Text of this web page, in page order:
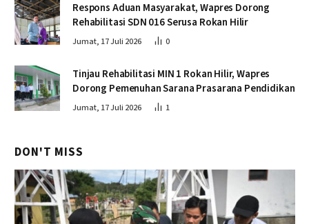
Respons Aduan Masyarakat, Wapres Dorong
Rehabilitasi SDN 016 Serusa Rokan Hilir
Jumat, 17 Juli 2026 0
Tinjau Rehabilitasi MIN 1 Rokan Hilir, Wapres
Dorong Pemenuhan Sarana Prasarana Pendidikan
Jumat, 17 Juli 2026 1
DON'T MISS